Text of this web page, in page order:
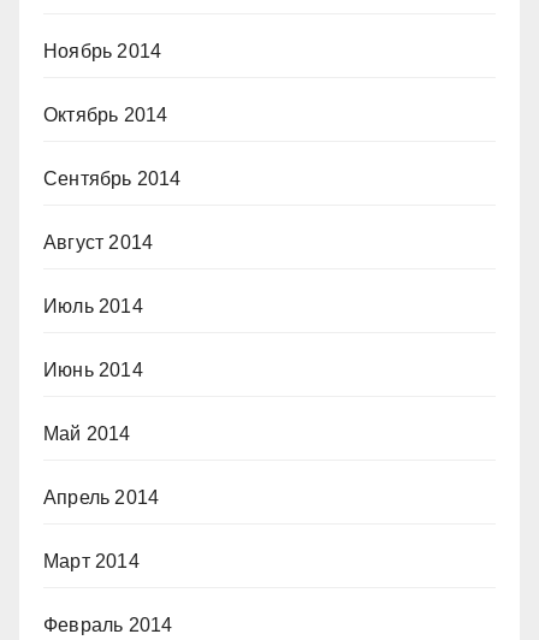
Ноябрь 2014
Октябрь 2014
Сентябрь 2014
Август 2014
Июль 2014
Июнь 2014
Май 2014
Апрель 2014
Март 2014
Февраль 2014